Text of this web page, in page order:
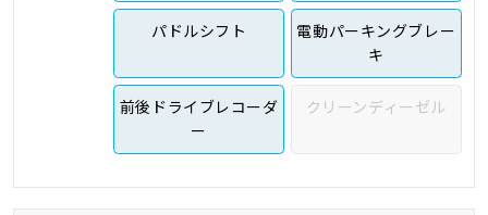
パドルシフト
電動パーキングブレー
キ
前後ドライブレコーダ
ー
クリーンディーゼル